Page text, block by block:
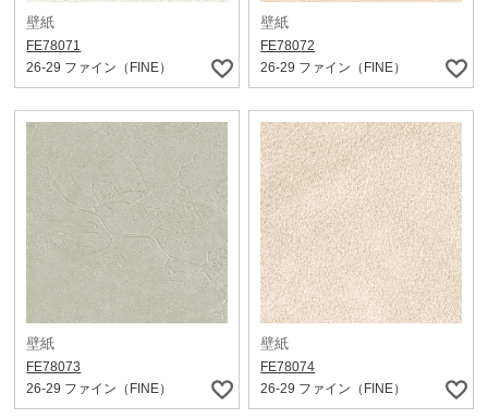
壁紙
FE78071
26-29 ファイン（FINE）
壁紙
FE78072
26-29 ファイン（FINE）
壁紙
FE78073
26-29 ファイン（FINE）
壁紙
FE78074
26-29 ファイン（FINE）